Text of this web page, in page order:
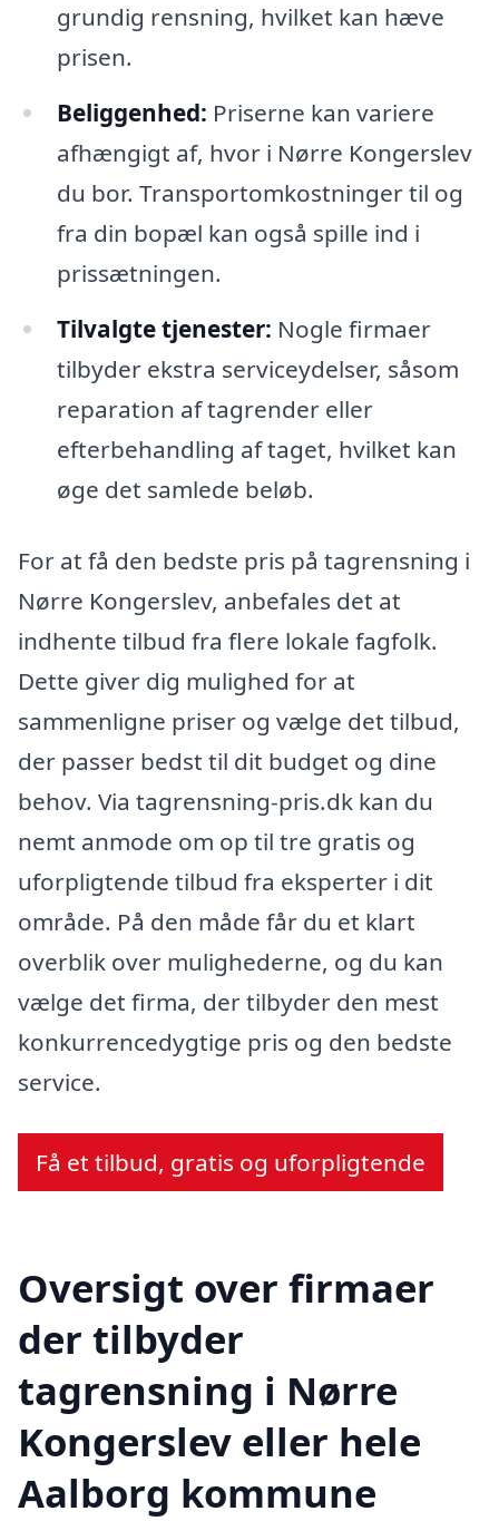
grundig rensning, hvilket kan hæve
prisen.
Beliggenhed: Priserne kan variere
afhængigt af, hvor i Nørre Kongerslev
du bor. Transportomkostninger til og
fra din bopæl kan også spille ind i
prissætningen.
Tilvalgte tjenester: Nogle firmaer
tilbyder ekstra serviceydelser, såsom
reparation af tagrender eller
efterbehandling af taget, hvilket kan
øge det samlede beløb.
For at få den bedste pris på tagrensning i
Nørre Kongerslev, anbefales det at
indhente tilbud fra flere lokale fagfolk.
Dette giver dig mulighed for at
sammenligne priser og vælge det tilbud,
der passer bedst til dit budget og dine
behov. Via tagrensning-pris.dk kan du
nemt anmode om op til tre gratis og
uforpligtende tilbud fra eksperter i dit
område. På den måde får du et klart
overblik over mulighederne, og du kan
vælge det firma, der tilbyder den mest
konkurrencedygtige pris og den bedste
service.
Få et tilbud, gratis og uforpligtende
Oversigt over firmaer
der tilbyder
tagrensning i Nørre
Kongerslev eller hele
Aalborg kommune